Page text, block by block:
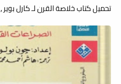
تحميل كتاب خلاصة القرن لـ كارل بوير , pdf